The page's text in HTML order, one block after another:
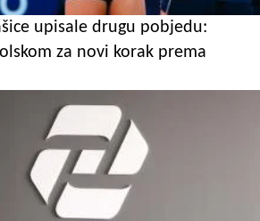
upisale drugu pobjedu:
za novi korak prema